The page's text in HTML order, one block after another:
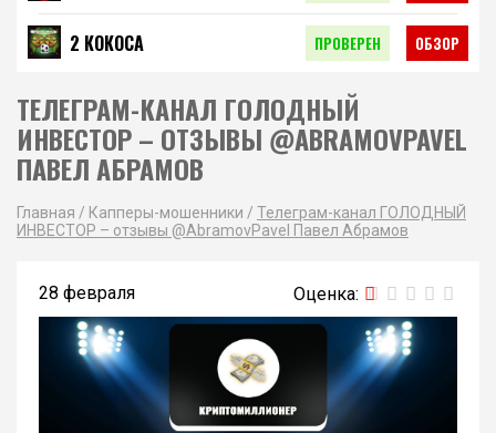
2 КОКОСА ПРОВЕРЕН ОБЗОР
ТЕЛЕГРАМ-КАНАЛ ГОЛОДНЫЙ
ИНВЕСТОР – ОТЗЫВЫ @ABRAMOVPAVEL
ПАВЕЛ АБРАМОВ
Главная / Капперы-мошенники / Телеграм-канал ГОЛОДНЫЙ
ИНВЕСТОР – отзывы @AbramovPavel Павел Абрамов
28 февраля